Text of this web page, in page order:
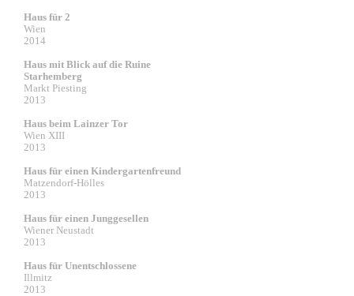
Haus für 2
Wien
2014
Haus mit Blick auf die Ruine
Starhemberg
Markt Piesting
2013
Haus beim Lainzer Tor
Wien XIII
2013
Haus für einen Kindergartenfreund
Matzendorf-Hölles
2013
Haus für einen Junggesellen
Wiener Neustadt
2013
Haus für Unentschlossene
Illmitz
2013